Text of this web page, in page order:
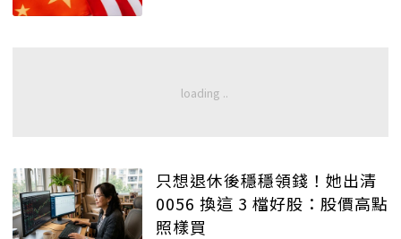
只想退休後穩穩領錢！她出清
0056 換這 3 檔好股：股價高點
照樣買